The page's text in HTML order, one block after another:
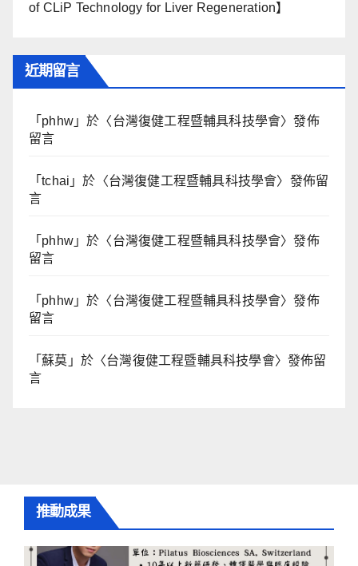
of CLiP Technology for Liver Regeneration】
近期留言
「 phhw 」於〈台灣復健工程暨輔具科技學會〉發佈
留言
「tchai 」於〈台灣復健工程暨輔具科技學會〉發佈留
言
「 phhw 」於〈台灣復健工程暨輔具科技學會〉發佈
留言
「 phhw 」於〈台灣復健工程暨輔具科技學會〉發佈
留言
「蘇莫 」於〈台灣復健工程暨輔具科技學會〉發佈留
言
推動成果